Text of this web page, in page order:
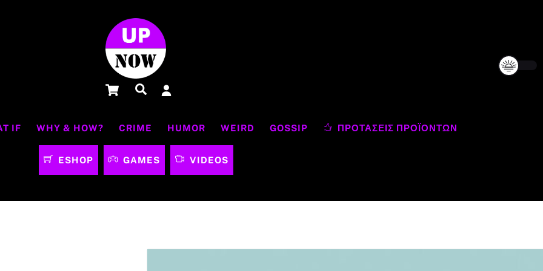
Cart Αναζήτηση
IF WHY & HOW? CRIME HUMOR WEIRD GOSSIP ΠΡΟΤΆΣΕΙΣ ΠΡΟΪΌΝΤΩΝ
ESHOP GAMES VIDEOS